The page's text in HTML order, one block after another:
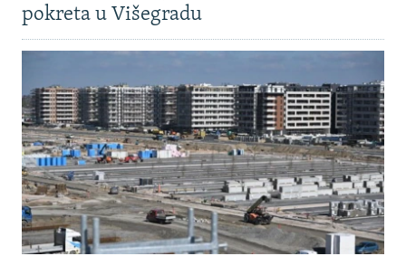
pokreta u Višegradu